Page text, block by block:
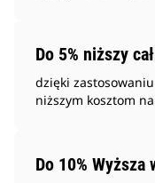
Do 5% niższy
dzięki
niższym kosztom
Do 10% Wyższa